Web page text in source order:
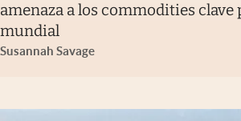
amenaza a los commodities clave
mundial
Susannah Savage